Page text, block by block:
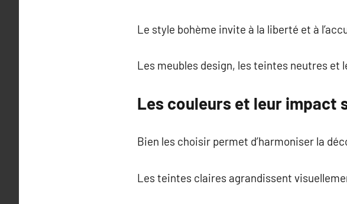
Le style bohème invite à la liberté et à
Les meubles design, les teintes neutres
Les couleurs et leur impact
Bien les choisir permet d’harmoniser la
Les teintes claires agrandissent